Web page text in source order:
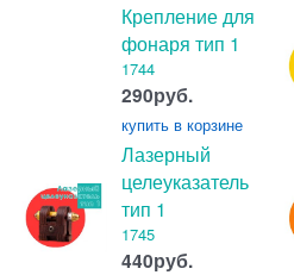
Крепление для
фонаря тип 1
1744
290руб.
купить в корзине
Лазерный
целеуказатель
тип 1
1745
440руб.